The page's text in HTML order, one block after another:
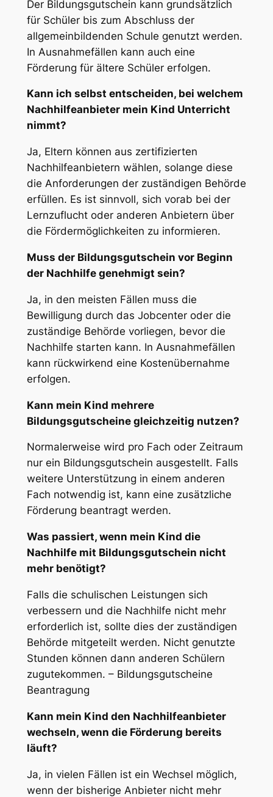
Der Bildungsgutschein kann grundsätzlich
für Schüler bis zum Abschluss der
allgemeinbildenden Schule genutzt werden.
In Ausnahmefällen kann auch eine
Förderung für ältere Schüler erfolgen.
Kann ich selbst entscheiden, bei welchem
Nachhilfeanbieter mein Kind Unterricht
nimmt?
Ja, Eltern können aus zertifizierten
Nachhilfeanbietern wählen, solange diese
die Anforderungen der zuständigen Behörde
erfüllen. Es ist sinnvoll, sich vorab bei der
Lernzuflucht oder anderen Anbietern über
die Fördermöglichkeiten zu informieren.
Muss der Bildungsgutschein vor Beginn
der Nachhilfe genehmigt sein?
Ja, in den meisten Fällen muss die
Bewilligung durch das Jobcenter oder die
zuständige Behörde vorliegen, bevor die
Nachhilfe starten kann. In Ausnahmefällen
kann rückwirkend eine Kostenübernahme
erfolgen.
Kann mein Kind mehrere
Bildungsgutscheine gleichzeitig nutzen?
Normalerweise wird pro Fach oder Zeitraum
nur ein Bildungsgutschein ausgestellt. Falls
weitere Unterstützung in einem anderen
Fach notwendig ist, kann eine zusätzliche
Förderung beantragt werden.
Was passiert, wenn mein Kind die
Nachhilfe mit Bildungsgutschein nicht
mehr benötigt?
Falls die schulischen Leistungen sich
verbessern und die Nachhilfe nicht mehr
erforderlich ist, sollte dies der zuständigen
Behörde mitgeteilt werden. Nicht genutzte
Stunden können dann anderen Schülern
zugutekommen. – Bildungsgutscheine
Beantragung
Kann mein Kind den Nachhilfeanbieter
wechseln, wenn die Förderung bereits
läuft?
Ja, in vielen Fällen ist ein Wechsel möglich,
wenn der bisherige Anbieter nicht mehr